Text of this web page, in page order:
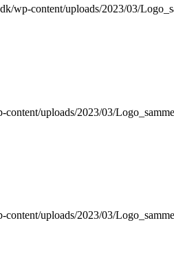
wp-content/uploads/2023/03/
uploads/2023/03/
uploads/2023/03/